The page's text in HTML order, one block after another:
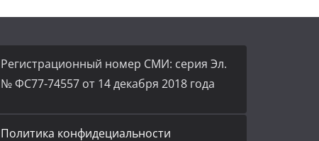
Регистрационный номер СМИ: серия Эл.
№ ФС77-74557 от 14 декабря 2018 года
Политика конфидециальности